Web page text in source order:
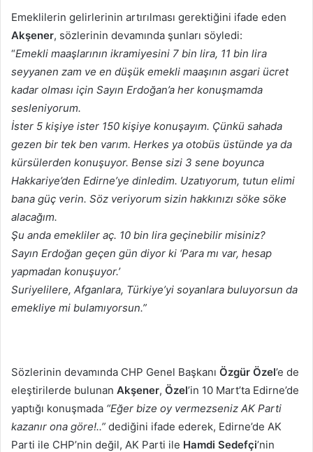
Emeklilerin gelirlerinin artırılması gerektiğini ifade eden
Akşener, sözlerinin devamında şunları söyledi:
“Emekli maaşlarının ikramiyesini 7 bin lira, 11 bin lira
seyyanen zam ve en düşük emekli maaşının asgari ücret
kadar olması için Sayın Erdoğan’a her konuşmamda
sesleniyorum.
İster 5 kişiye ister 150 kişiye konuşayım. Çünkü sahada
gezen bir tek ben varım. Herkes ya otobüs üstünde ya da
kürsülerden konuşuyor. Bense sizi 3 sene boyunca
Hakkariye’den Edirne’ye dinledim. Uzatıyorum, tutun elimi
bana güç verin. Söz veriyorum sizin hakkınızı söke söke
alacağım.
Şu anda emekliler aç. 10 bin lira geçinebilir misiniz?
Sayın Erdoğan geçen gün diyor ki ‘Para mı var, hesap
yapmadan konuşuyor.’
Suriyelilere, Afganlara, Türkiye’yi soyanlara buluyorsun da
emekliye mi bulamıyorsun.”
Sözlerinin devamında CHP Genel Başkanı Özgür Özel’e de
eleştirilerde bulunan Akşener, Özel’in 10 Mart’ta Edirne’de
yaptığı konuşmada “Eğer bize oy vermezseniz AK Parti
kazanır ona göre!..” dediğini ifade ederek, Edirne’de AK
Parti ile CHP’nin değil, AK Parti ile Hamdi Sedefçi’nin